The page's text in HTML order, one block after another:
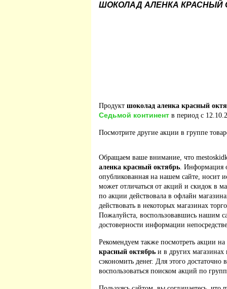
ШОКОЛАД АЛЕНКА КРАСНЫЙ
Продукт шоколад аленка красный
Седьмой континент в период с
Посмотрите другие акции в группе
Обращаем ваше внимание, что
аленка красный октябрь. Информация
опубликованная на нашем сайте, носит
может отличаться от акций и скидок в
по акции действовала в офлайн
действовать в некоторых магазинах
Пожалуйста, воспользовавшись нашим
достоверности информации
Рекомендуем также посмотреть акции
красный октябрь и в других
сэкономить денег. Для этого
воспользоваться поиском акций по